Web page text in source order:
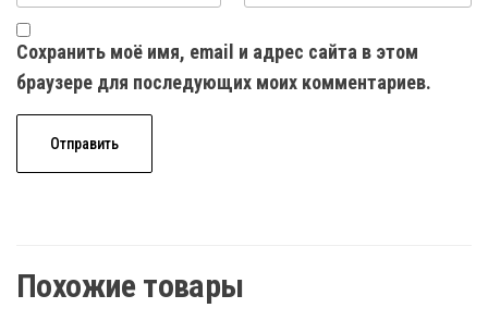
Сохранить моё имя, email и адрес сайта в этом
браузере для последующих моих комментариев.
Похожие товары